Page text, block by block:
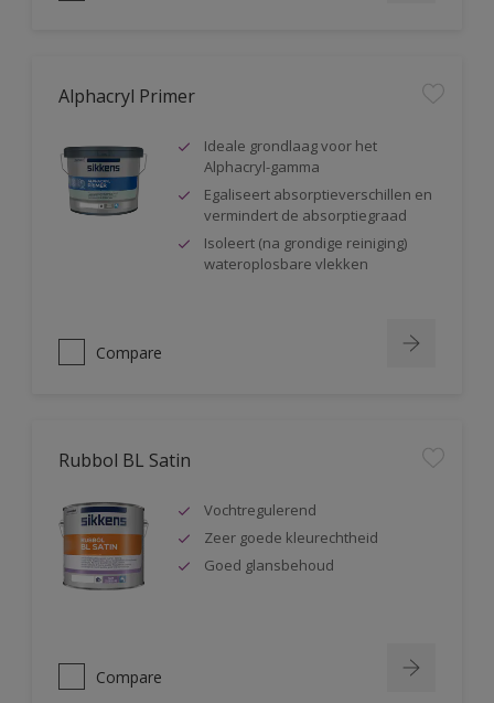
Alphacryl Primer
Ideale grondlaag voor het
Alphacryl-gamma
Egaliseert absorptieverschillen en
vermindert de absorptiegraad
Isoleert (na grondige reiniging)
wateroplosbare vlekken
Compare
Rubbol BL Satin
Vochtregulerend
Zeer goede kleurechtheid
Goed glansbehoud
Compare